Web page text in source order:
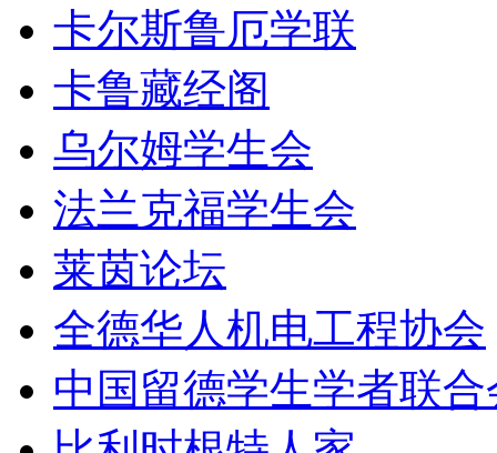
卡尔斯鲁厄学联
卡鲁藏经阁
乌尔姆学生会
法兰克福学生会
莱茵论坛
全德华人机电工程协会
中国留德学生学者联合